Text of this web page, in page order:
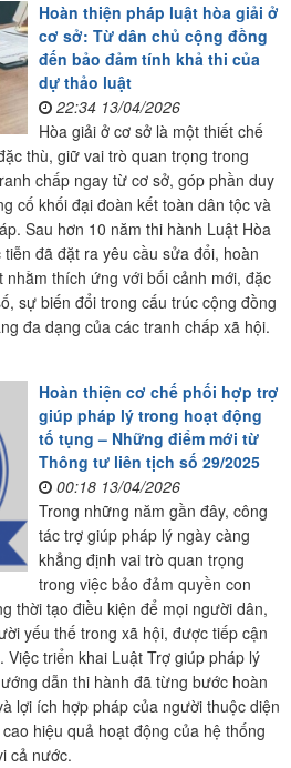
Hoàn thiện pháp luật hòa giải ở
cơ sở: Từ dân chủ cộng đồng
đến bảo đảm tính khả thi của
dự thảo luật
22:34 13/04/2026
Hòa giải ở cơ sở là một thiết chế
thù, giữ vai trò quan trọng trong
chấp ngay từ cơ sở, góp phần duy
cố khối đại đoàn kết toàn dân tộc và
Sau hơn 10 năm thi hành Luật Hòa
đã đặt ra yêu cầu sửa đổi, hoàn
nhằm thích ứng với bối cảnh mới, đặc
sự biến đổi trong cấu trúc cộng đồng
đa dạng của các tranh chấp xã hội.
Hoàn thiện cơ chế phối hợp trợ
giúp pháp lý trong hoạt động
tố tụng – Những điểm mới từ
Thông tư liên tịch số 29/2025
00:18 13/04/2026
Trong những năm gần đây, công
tác trợ giúp pháp lý ngày càng
khẳng định vai trò quan trọng
trong việc bảo đảm quyền con
thời tạo điều kiện để mọi người dân,
yếu thế trong xã hội, được tiếp cận
triển khai Luật Trợ giúp pháp lý
dẫn thi hành đã từng bước hoàn
lợi ích hợp pháp của người thuộc diện
hiệu quả hoạt động của hệ thống
cả nước.